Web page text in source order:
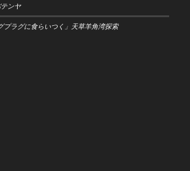
ンヤ
プラグに食らいつく」天草羊角湾探索